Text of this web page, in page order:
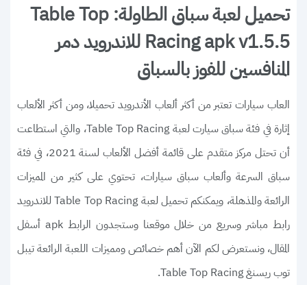
تحميل لعبة سباق الطاولة: Table Top
Racing apk v1.5.5 للاندرويد دمر
المنافسين للفوز بالسباق
العاب سيارات تعتبر من أكثر ألعاب الأندرويد تحميلا، ومن أكثر الألعاب
إثارة في فئة سباق سيارت لعبة Table Top Racing، والتي استطاعت
أن تحتل مركز متقدم على قائمة أفضل الألعاب لسنة 2021، في فئة
سباق السرعة وألعاب سباق سيارات، تحتوي على كثير من المميزات
الرائعة والمذهلة، ويمكنكم تحميل لعبة Table Top Racing للاندرويد
رابط مباشر وسريع من خلال موقعنا وستجدون الرابط apk أسفل
المقال، ونستعرض لكم الآن أهم خصائص ومميزات اللعبة الرائعة تيبل
توب ريسنغ Table Top Racing.